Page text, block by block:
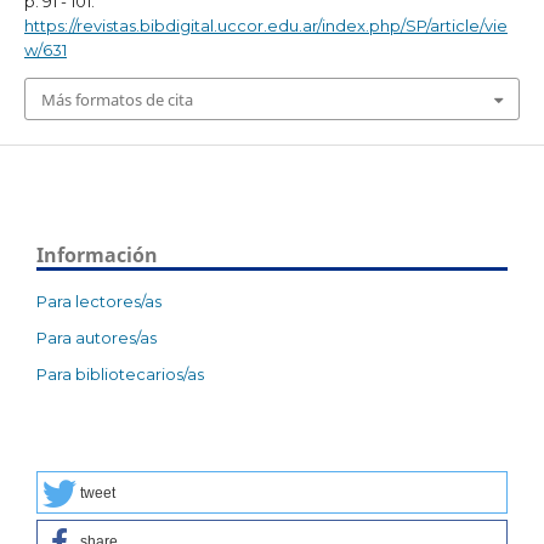
https://revistas.bibdigital.uccor.edu.ar/index.php/SP/article/vie
w/631
Más formatos de cita
Información
Para lectores/as
Para autores/as
Para bibliotecarios/as
tweet